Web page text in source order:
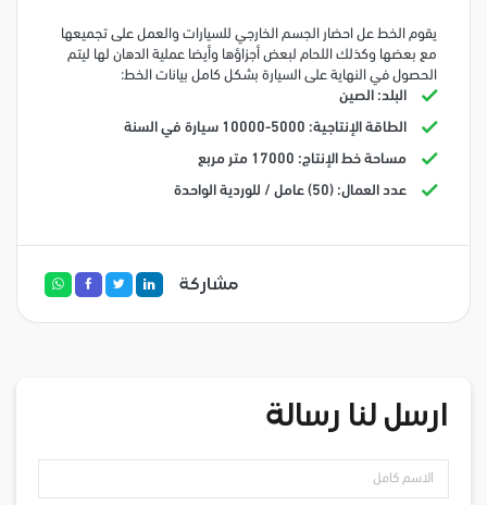
يقوم الخط عل احضار الجسم الخارجي للسيارات والعمل على تجميعها
مع بعضها وكذلك اللحام لبعض أجزاؤها وأيضا عملية الدهان لها ليتم
الحصول في النهاية على السيارة بشكل كامل بيانات الخط:
البلد: الصين
الطاقة الإنتاجية: 5000-10000 سيارة في السنة
مساحة خط الإنتاج: 17000 متر مربع
عدد العمال: (50) عامل / للوردية الواحدة
مشاركة
ارسل لنا رسالة